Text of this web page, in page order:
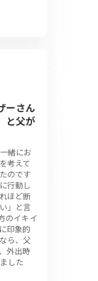
ーさん
と父が
緒にお
考えて
のです
行動し
ほど断
」と言
のイキイ
印象的
ら、父
外出時
した